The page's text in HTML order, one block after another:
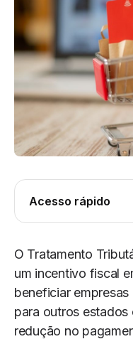
Acesso rápido
O Tratamento
um incentivo fiscal
beneficiar
para outros estados
redução no